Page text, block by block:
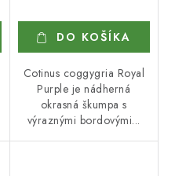
DO KOŠÍKA
Cotinus coggygria Royal
Purple je nádherná
okrasná škumpa s
výraznými bordovými...